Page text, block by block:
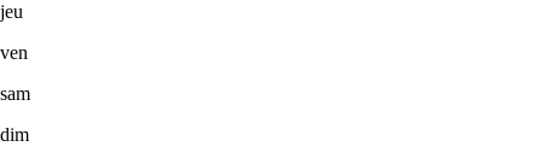
jeu
ven
sam
dim